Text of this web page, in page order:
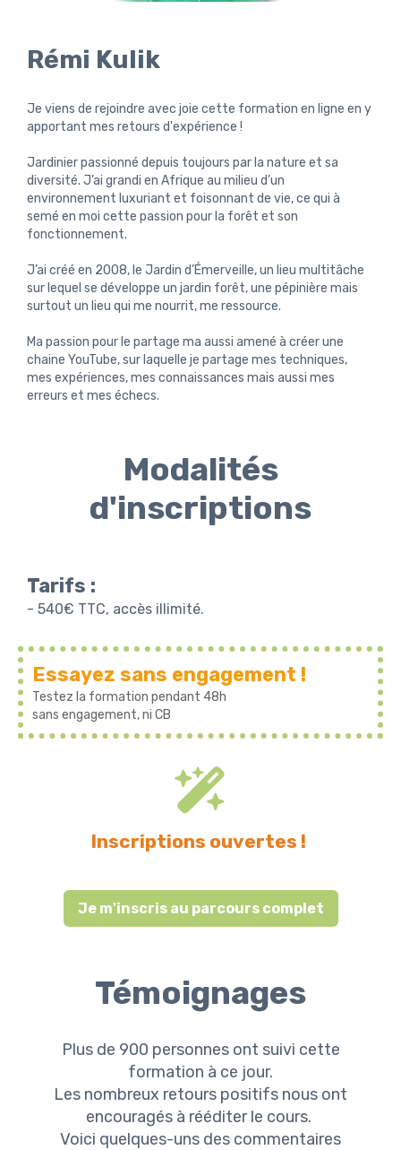
Rémi Kulik
Je viens de rejoindre avec joie cette formation en ligne en y
apportant mes retours d'expérience !
Jardinier passionné depuis toujours par la nature et sa
diversité. J’ai grandi en Afrique au milieu d’un
environnement luxuriant et foisonnant de vie, ce qui à
semé en moi cette passion pour la forêt et son
fonctionnement.
J’ai créé en 2008, le Jardin d’Émerveille, un lieu multitâche
sur lequel se développe un jardin forêt, une pépinière mais
surtout un lieu qui me nourrit, me ressource.
Ma passion pour le partage ma aussi amené à créer une
chaine YouTube, sur laquelle je partage mes techniques,
mes expériences, mes connaissances mais aussi mes
erreurs et mes échecs.
Modalités
d'inscriptions
Tarifs :
- 540€ TTC, accès illimité.
Essayez sans engagement !
Testez la formation pendant 48h
sans engagement, ni CB
Inscriptions ouvertes !
Je m'inscris au parcours complet
Témoignages
Plus de 900 personnes ont suivi cette
formation à ce jour.
Les nombreux retours positifs nous ont
encouragés à rééditer le cours.
Voici quelques-uns des commentaires